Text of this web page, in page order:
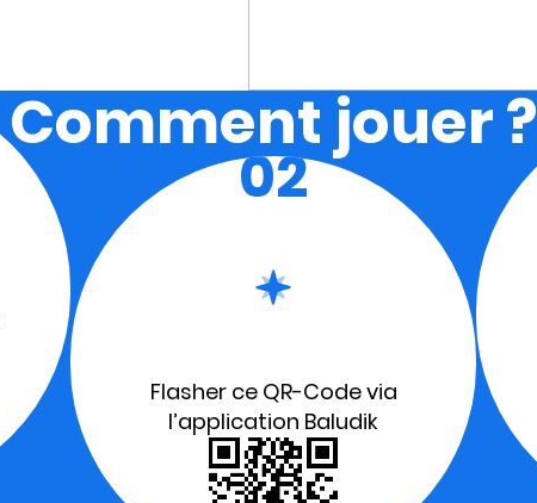
Comment jouer ?
02
Flasher ce QR-Code via
l’application Baludik